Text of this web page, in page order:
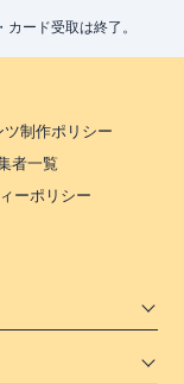
ード受取は終了。
ツ制作ポリシー
者一覧
ーポリシー